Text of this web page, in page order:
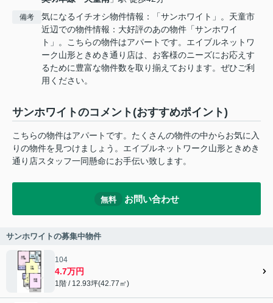
備考
気になるイチオシ物件情報：「サンホワイト」。天童市
近辺での物件情報：大好評のあの物件「サンホワイ
ト」。こちらの物件はアパートです。エイブルネットワ
ーク山形ときめき通り店は、お客様のニーズにお応えす
るために豊富な物件数を取り揃えております。ぜひご利
用ください。
サンホワイトのコメント(おすすめポイント)
こちらの物件はアパートです。たくさんの物件の中からお気に入
りの物件を見つけましょう。エイブルネットワーク山形ときめき
通り店スタッフ一同懸命にお手伝い致します。
無料 お問い合わせ
サンホワイトの募集中物件
104
4.7万円
1階 / 12.93坪(42.77㎡)